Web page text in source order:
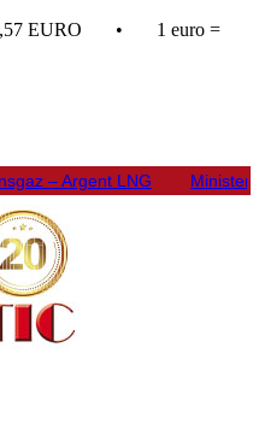
EURO • 1 euro =
– Argent LNG